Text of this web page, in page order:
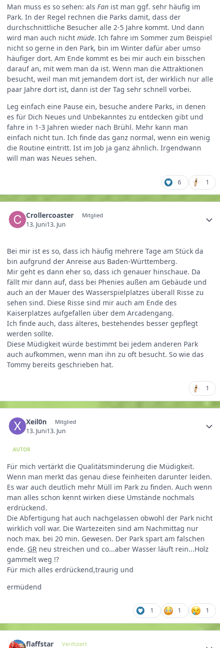
Man muss es so sehen: als Fan ist man ggf. sehr häufig im
Park. In der Regel rechnen die Parks damit, dass der
durchschnittliche Besucher alle 2-5 Jahre kommt. Und dann
wird man auch nicht müde. Ich fahre im Sommer zum Beispiel
nicht so gerne in den Park, bin im Winter dafür aber umso
häufiger dort. Am Ende kommt es bei mir auch ein bisschen
darauf an, mit wem man da ist. Wenn man die Attraktionen
besucht, weil man mit jemandem dort ist, der wirklich nur alle
paar Jahre dort ist, dann ist der Tag sehr schnell vorbei.
Leg einfach eine Pause ein, besuche andere Parks, in denen
es für Dich Neues und Unbekanntes zu entdecken gibt und
fahre in 1-3 Jahren wieder nach Brühl. Mehr kann man
einfach nicht tun. Ich finde das ganz normal, wenn ein wenig
die Routine eintritt. Ist im Job ja ganz ähnlich. Irgendwann
will man was Neues sehen.
6 1
Crollercoaster Mitglied
13. Juni13. Jun
Bei mir ist es so, dass ich häufig mehrere Tage am Stück da
bin aufgrund der Anreise aus Baden-Württemberg.
Mir geht es dann eher so, dass ich genauer hinschaue. Da
fällt mir dann auf, dass bei Phenies außen am Gebäude und
auch an der Mauer des Wasserspielplatzes überall Risse zu
sehen sind. Diese Risse sind mir auch am Ende des
Kaiserplatzes aufgefallen über dem Arcadengang.
Ich finde auch, dass älteres, bestehendes besser gepflegt
werden sollte.
Diese Müdigkeit würde bestimmt bei jedem anderen Park
auch aufkommen, wenn man ihn zu oft besucht. So wie das
Tommy bereits geschrieben hat.
1
Xeil0n Mitglied
13. Juni13. Jun
AUTOR
Für mich vertärkt die Qualitätsminderung die Müdigkeit.
Wenn man merkt das genau diese feinheiten darunter leiden.
Es war auch deutlich mehr Müll im Park zu finden. Auch wenn
man alles schon kennt wirken diese Umstände nochmals
erdrückend.
Die Abfertigung hat auch nachgelassen obwohl der Park nicht
wirklich voll war. Die Wartezeiten sind am Nachmittag nur
noch max. bei 20 min. Gewesen. Der Park spart am falschen
ende. GR neu streichen und co...aber Wasser läuft rein...Holz
gammelt weg !?
Für mich alles erdrückend,traurig und
ermüdend
1 1 1
flaffstar Verifiziert